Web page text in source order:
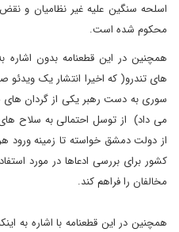
اسلحه سنگین علیه غیر نظامیان و
محکوم شده است.
همچنین در این قطعنامه بدون اشاره
های تندرو( که اخیرا انتشار یک
سوری به دست رهبر یکی از گردان
می داد) از توسل احتمالی به سلاح
از دولت دمشق خواسته تا زمینه ورود
کشور برای بررسی ادعاها در مورد
مخالفان را فراهم کند.
همچنین در این قطعنامه با اشاره به